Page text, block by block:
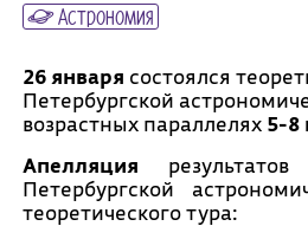
Астрономия
26 января состоялся
Петербургской
возрастных параллелях 5-8
Апелляция
Петербургской
теоретического тура: